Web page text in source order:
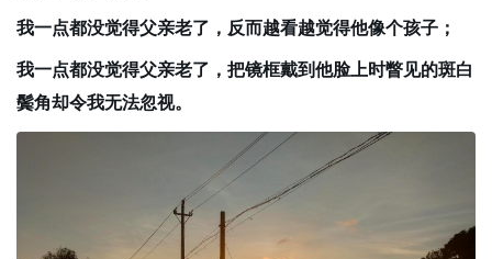
我一点都没觉得父亲老了，反而越看越觉得他像个孩子；
我一点都没觉得父亲老了，把镜框戴到他脸上时瞥见的斑白
鬓角却令我无法忽视。